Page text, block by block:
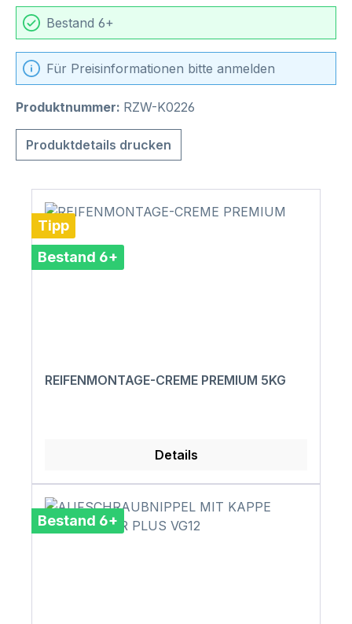
Bestand 6+
Für Preisinformationen bitte anmelden
Produktnummer: RZW-K0226
Produktdetails drucken
Tipp
Bestand 6+
REIFENMONTAGE-CREME PREMIUM 5KG
Details
Bestand 6+